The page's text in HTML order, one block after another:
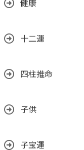
健康
十二運
四柱推命
子供
子宝運